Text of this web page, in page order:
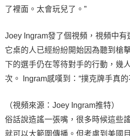
了裡面。太會玩兒了。”
Joey Ingram發了個視頻，視頻中
它桌的人已經紛紛開始因為聽到槍
下的選手仍在等待對手的行動，幾
次。 Ingram感嘆到：“撲克牌手真
（視頻來源：Joey Ingram推特）
俗話說造謠一張嘴，很多時候這些
就可以大範圍傳播。但考慮到美國